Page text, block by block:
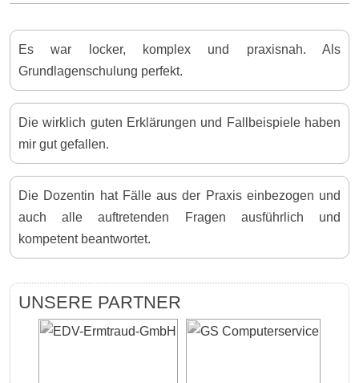
Es war locker, komplex und praxisnah. Als
Grundlagenschulung perfekt.
Die wirklich guten Erklärungen und Fallbeispiele haben
mir gut gefallen.
Die Dozentin hat Fälle aus der Praxis einbezogen und
auch alle auftretenden Fragen ausführlich und
kompetent beantwortet.
UNSERE PARTNER